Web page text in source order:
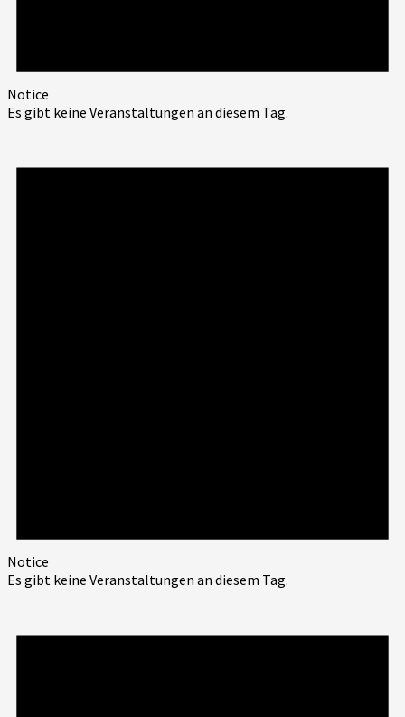
Notice
Es gibt keine Veranstaltungen an diesem Tag.
Notice
Es gibt keine Veranstaltungen an diesem Tag.